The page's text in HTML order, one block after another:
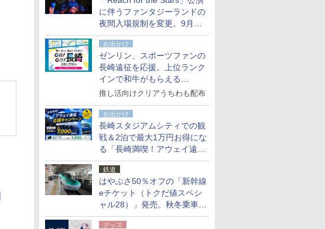
に伴うファンタジーランドの
夜間入場規制を変更。9月か
ら18時50分～20時ごろに
お出かけ
ゼンリン、スポーツファンの
長崎遠征を応援。上位ランク
インで和牛がもらえる
「GO！GO！長崎スタンプラ
推し活向けクリアうちわも配布
お出かけ
長崎スタジアムシティでの観
戦＆2泊で最大1万円お得にな
る「長崎満喫！アウェイ遠征
応援キャンペーン」
鉄道
はやぶさ50％オフの「新幹線
eチケット（トクだ値スペシ
ャル28）」発売。秋冬乗車
分、えきねっと限定
グッズ